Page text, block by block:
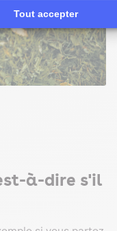
à-dire s'il
Tout accepter